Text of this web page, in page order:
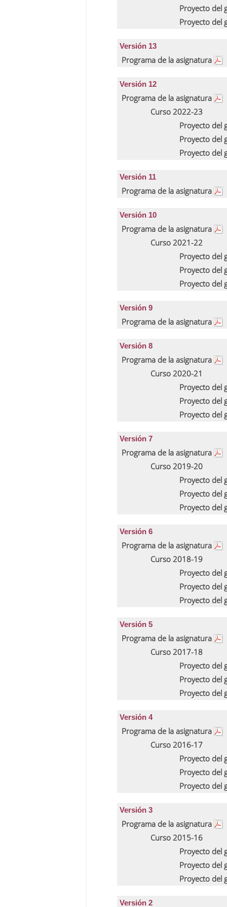
Proyecto del
Proyecto del
Versión 13
Programa de la asignatura
Versión 12
Programa de la asignatura
Curso 2022-23
Proyecto del
Proyecto del
Proyecto del
Versión 11
Programa de la asignatura
Versión 10
Programa de la asignatura
Curso 2021-22
Proyecto del
Proyecto del
Proyecto del
Versión 9
Programa de la asignatura
Versión 8
Programa de la asignatura
Curso 2020-21
Proyecto del
Proyecto del
Proyecto del
Versión 7
Programa de la asignatura
Curso 2019-20
Proyecto del
Proyecto del
Proyecto del
Versión 6
Programa de la asignatura
Curso 2018-19
Proyecto del
Proyecto del
Proyecto del
Versión 5
Programa de la asignatura
Curso 2017-18
Proyecto del
Proyecto del
Proyecto del
Versión 4
Programa de la asignatura
Curso 2016-17
Proyecto del
Proyecto del
Proyecto del
Versión 3
Programa de la asignatura
Curso 2015-16
Proyecto del
Proyecto del
Proyecto del
Versión 2